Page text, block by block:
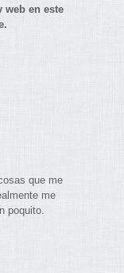
web en este
que me
me
poquito.